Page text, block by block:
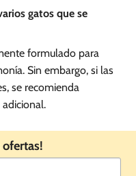
gatos que se
formulado para
Sin embargo, si las
se recomienda
ofertas!